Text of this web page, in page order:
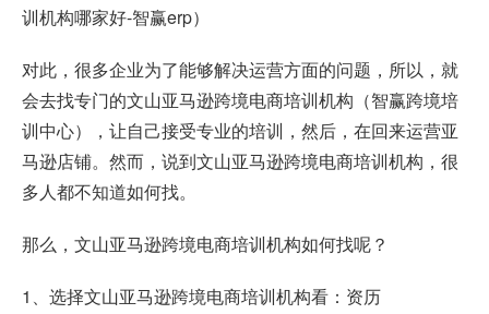
训机构哪家好-智赢erp）
对此，很多企业为了能够解决运营方面的问题，所以，就
会去找专门的文山亚马逊跨境电商培训机构（智赢跨境培
训中心），让自己接受专业的培训，然后，在回来运营亚
马逊店铺。然而，说到文山亚马逊跨境电商培训机构，很
多人都不知道如何找。
那么，文山亚马逊跨境电商培训机构如何找呢？
1、选择文山亚马逊跨境电商培训机构看：资历